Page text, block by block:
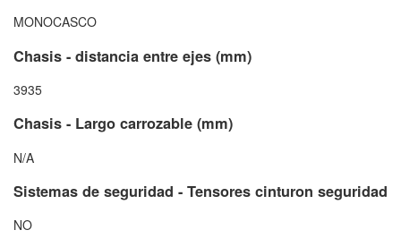
MONOCASCO
Chasis - distancia entre ejes (mm)
3935
Chasis - Largo carrozable (mm)
N/A
Sistemas de seguridad - Tensores cinturon seguridad
NO